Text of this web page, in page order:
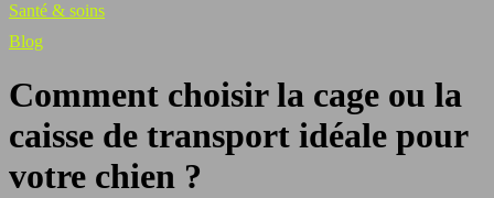
Santé & soins
Blog
Comment choisir la cage ou la
caisse de transport idéale pour
votre chien ?